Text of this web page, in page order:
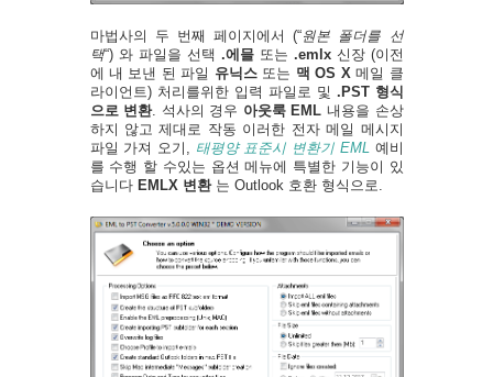
마법사의 두 번째 페이지에서 (“원본 폴더를 선
택“) 와 파일을 선택 .에믈또는 .emlx신장 (이전
에 내 보낸 된 파일 유닉스또는 맥 OS X메일 클
라이언트) 처리를위한 입력 파일로 및 .PST 형식
으로 변환. 석사의 경우 아웃룩 EML 내용을 손상
하지 않고 제대로 작동 이러한 전자 메일 메시지
파일 가져 오기, 태평양 표준시 변환기 EML예비
를 수행 할 수있는 옵션 메뉴에 특별한 기능이 있
습니다 EMLX 변환는 Outlook 호환 형식으로.